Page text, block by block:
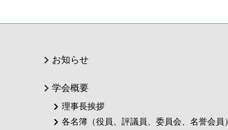
お知らせ
学会概要
理事長挨拶
各名簿（役員、評議員、委員会、名誉会員）